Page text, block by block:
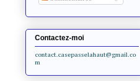
Contactez-moi
contact.casepasselahaut@gmail.co
m